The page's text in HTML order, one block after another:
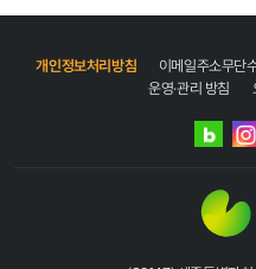
개인정보처리방침 이메일주소무단
운영·관리 방침
네이버